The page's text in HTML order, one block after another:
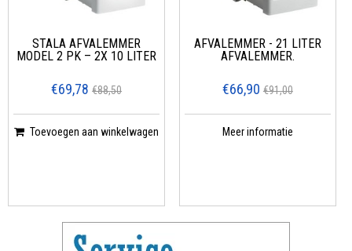
STALA AFVALEMMER
MODEL 2 PK – 2X 10 LITER
€69,78 €88,50
Toevoegen aan winkelwagen
AFVALEMMER - 21 LITER
AFVALEMMER.
€66,90 €91,00
Meer informatie